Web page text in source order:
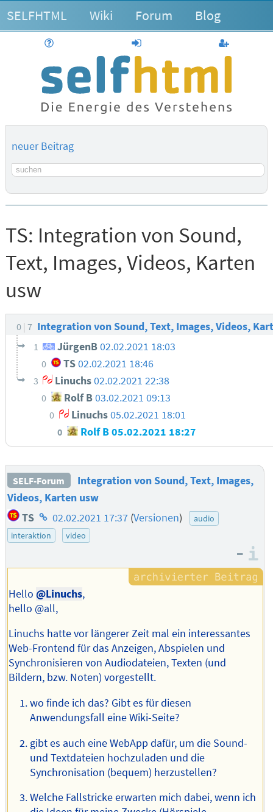
SELFHTML Wiki Forum Blog
anmelden
neuer Beitrag
Suchbegriff
TS: Integration von Sound,
Text, Images, Videos, Karten
usw
0 7 Integration von Sound, Text, Images, Videos,
1 JürgenB 02.02.2021 18:03
0 TS 02.02.2021 18:46
3 Linuchs02.02.2021 22:38
0 Rolf B03.02.2021 09:13
0 Linuchs05.02.2021 18:01
0 Rolf B05.02.2021 18:27
SELF-Forum
Integration von Sound, Text, Images,
Videos, Karten usw
TS Homepage
des
02.02.2021 17:37 (Versionen)
audio
interaktion
video
–
Hello@Linuchs,
hello @all,
Linuchs hatte vor längerer Zeit mal ein interessantes
Web-Frontend für das Anzeigen, Abspielen und
Synchronisieren von Audiodateien, Texten (und
Bildern, bzw. Noten) vorgestellt.
wo finde ich das? Gibt es für diesen
Anwendungsfall eine Wiki-Seite?
gibt es auch eine WebApp dafür, um die Sound-
und Textdateien hochzuladen und die
Synchronisation (bequem) herzustellen?
Welche Fallstricke erwarten mich dabei, wenn ich